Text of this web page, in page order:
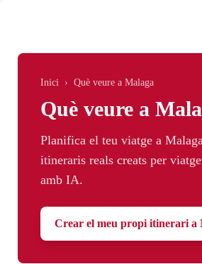
Inici › Què veure a Malaga
Què veure a
Planifica el teu viatge a
itineraris reals creats per
amb IA.
Crear el meu propi itinerari a